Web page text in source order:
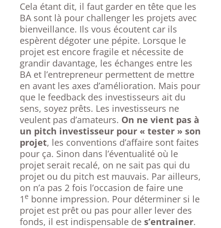
Cela étant dit, il faut garder en tête que les
BA sont là pour challenger les projets avec
bienveillance. Ils vous écoutent car ils
espèrent dégoter une pépite. Lorsque le
projet est encore fragile et nécessite de
grandir davantage, les échanges entre les
BA et l’entrepreneur permettent de mettre
en avant les axes d’amélioration. Mais pour
que le feedback des investisseurs ait du
sens, soyez prêts. Les investisseurs ne
veulent pas d’amateurs. On ne vient pas à
un pitch investisseur pour « tester » son
projet, les conventions d’affaire sont faites
pour ça. Sinon dans l’éventualité où le
projet serait recalé, on ne sait pas qui du
projet ou du pitch est mauvais. Par ailleurs,
on n’a pas 2 fois l’occasion de faire une
1e bonne impression. Pour déterminer si le
projet est prêt ou pas pour aller lever des
fonds, il est indispensable de s’entrainer.